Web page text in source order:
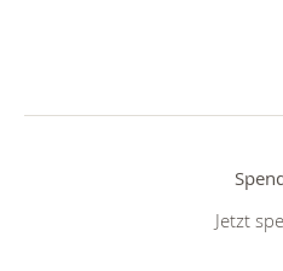
Jetzt